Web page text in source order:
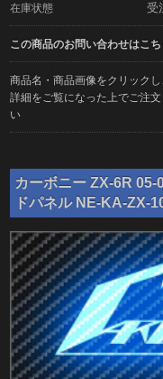
在庫状態 受
この商品のお問い合わせはこち
商品名・商品画像をクリックし
詳細をご覧になった上でご注文
い
カーボニー ZX-6R 05-
ドパネル NE-KA-ZX-